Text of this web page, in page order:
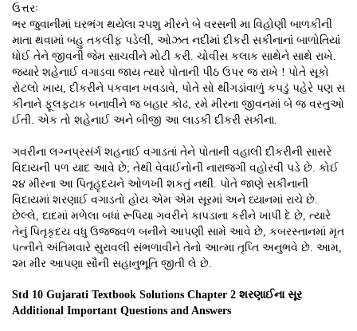
ઉત્તરઃ
ભર જુવાનીમાં ઘરભંગ થયેલા ૨૫શુ મીરને બે વરસની મા વિહોણી બાળકીની
માતા થવામાં બહુ તકલીફ પડેલી, ઓઝત નદીમાં દીકરી સકીનાનાં બાળોતિયાં
ધોઈ તેને જીવની જેમ સાચવીને મોટી કરી. ચોવીસ કલાક સાથેને સાથે રાખે.
જ્યારે શહેનાઈ વગાડવા જાય ત્યારે પોતાની પીઠ ઉપર જ રાખે ! પોતે સૂકો
રોટલો ખાય, દીકરીને પકવાન ખવડાવે, પોતે સો થીંગડાંવાળું કપડું પહેરે પણ સ
કીનાને ફૂલફટાક બનાવીને જ બહાર કોઢ, રમે મીરના જીવનમાં બે જ વસ્તુઓ
ઈતી. એક તો શહેનાઈ અને બીજી આ લાડકી દીકરી સકીના.
ગવરીના લગ્નપ્રસંર્ગ શહનાઈ વગાડતાં તેને પોતાની વહાલી દીકરીની સાસરે
વિદાયની પળ યાદ આવે છે; તેથી વેવાઈનોની નારાજગી વહોરવી પડે છે. કોઈ
૨૪ મીરના આ પિતૃહૃદયને ઓળખી શકતું નથી. પોતે જાણે સકીનાની
વિદાયમાં શરણાઈ વગાડતો હોય એમ એમ સૂરમાં અને ધ્યાનમાં રાચે છે.
છેલ્લે, દાદમાં મળેલા બધાં રૂપિયા ગવરીને કાપડાના કરીને ખાપી દે છે, ત્યારે
તેનું પિતૃકૃદય વધુ ઉજજ્વળ બનીને આપણી સામે આવે છે, કબરસ્તાનમાં મૃત
પત્નીને અંતિમવારે સુરાવલી સંભળાવીને તેનો આત્મા તૃપ્તિ અનુભવે છે. આમ,
૨મ મીર આપણા સૌની સહાનુભૂતિ જીતી લે છે.
Std 10 Gujarati Textbook Solutions Chapter 2 શરણાઈના સૂર
Additional Important Questions and Answers